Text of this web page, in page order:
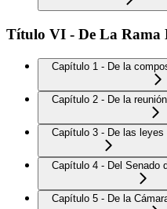
Título VI - De La Rama
Capítulo 1 - De la
Capítulo 2 - De la
Capítulo 3 - De las leyes
Capítulo 4 - Del Senado
Capítulo 5 - De la